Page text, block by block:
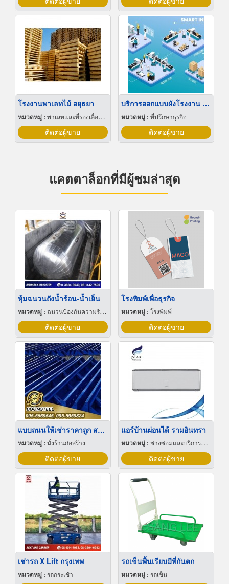
โรงงานพาเลทไม้ อยุธยา
หมวดหมู่ : พาเลทและที่รองเลื่อนกะบะ
ติดต่อผู้ขาย
บริการออกแบบผังโรงงาน Lay out
หมวดหมู่ : ที่ปรึกษาธุรกิจ
ติดต่อผู้ขาย
แคตตาล็อกที่มีผู้ชมล่าสุด
หุ้มฉนวนถังน้ำร้อน-น้ำเย็น
หมวดหมู่ : ฉนวนป้องกันความร้อนและความเย็น
ติดต่อผู้ขาย
โรงพิมพ์เพื่อธุรกิจ
หมวดหมู่ : โรงพิมพ์
ติดต่อผู้ขาย
แบบถนนให้เช่าราคาถูก สมุทรสาคร
หมวดหมู่ : นั่งร้านก่อสร้าง
ติดต่อผู้ขาย
แอร์บ้านผ่อนได้ รามอินทรา
หมวดหมู่ : ช่างซ่อมและบริการล้างแอร์
ติดต่อผู้ขาย
เช่ารถ X Lift กรุงเทพ
หมวดหมู่ : รถกระเช้า
รถเข็นพื้นเรียบมีที่กันตก
หมวดหมู่ : รถเข็น